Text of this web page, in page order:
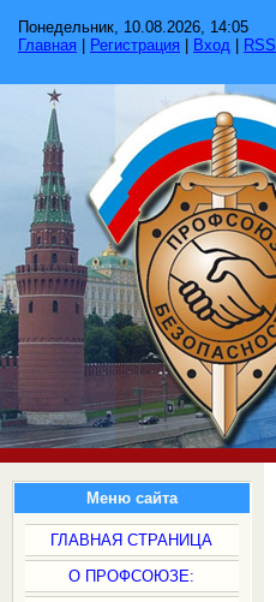
Понедельник, 10.08.2026, 14:05
Главная
Регистрация Вход RSS
Меню сайта
ГЛАВНАЯ СТРАНИЦА
О ПРОФСОЮЗЕ: